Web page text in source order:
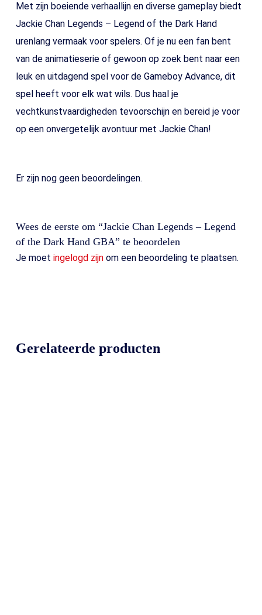
Met zijn boeiende verhaallijn en diverse gameplay biedt
Jackie Chan Legends – Legend of the Dark Hand
urenlang vermaak voor spelers. Of je nu een fan bent
van de animatieserie of gewoon op zoek bent naar een
leuk en uitdagend spel voor de Gameboy Advance, dit
spel heeft voor elk wat wils. Dus haal je
vechtkunstvaardigheden tevoorschijn en bereid je voor
op een onvergetelijk avontuur met Jackie Chan!
Er zijn nog geen beoordelingen.
Wees de eerste om “Jackie Chan Legends – Legend
of the Dark Hand GBA” te beoordelen
Je moet ingelogd zijnom een beoordeling te plaatsen.
Gerelateerde producten